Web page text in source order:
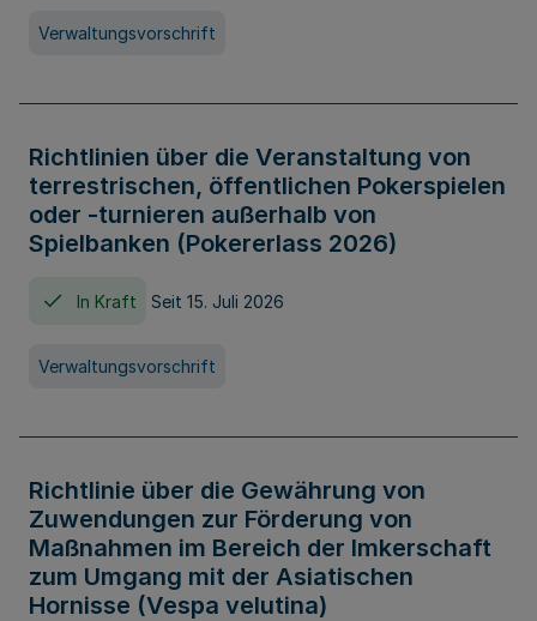
Verwaltungsvorschrift
Richtlinien über die Veranstaltung von
terrestrischen, öffentlichen Pokerspielen
oder -turnieren außerhalb von
Spielbanken (Pokererlass 2026)
In Kraft Seit 15. Juli 2026
Verwaltungsvorschrift
Richtlinie über die Gewährung von
Zuwendungen zur Förderung von
Maßnahmen im Bereich der Imkerschaft
zum Umgang mit der Asiatischen
Hornisse (Vespa velutina)